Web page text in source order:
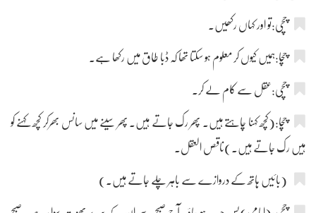
چچی:تو اور کہاں رکھیں۔
چچا:ہمیں کیوں کر معلوم ہو سکتا تھا کہ ڈبا طاق میں رکھا ہے۔
چچی:عقل سے کام لے کر۔
چچا:(کچھ کہنا چاہتے ہیں۔ پھر رک جاتے ہیں۔ پھر سینے میں سانس بھرکر کچھ کہنے کو
ہیں رک جاتے ہیں۔)ناقص العقل۔
(بائیں ہاتھ کے دروازے سے باہر چلے جاتے ہیں۔)